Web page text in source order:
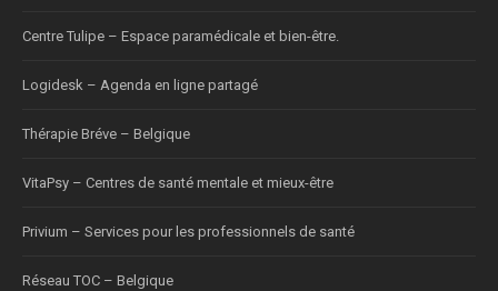
Centre Tulipe – Espace paramédicale et bien-être.
Logidesk – Agenda en ligne partagé
Thérapie Bréve – Belgique
VitaPsy – Centres de santé mentale et mieux-être
Privium – Services pour les professionnels de santé
Réseau TOC – Belgique